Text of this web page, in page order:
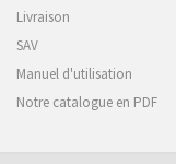
Livraison
SAV
Manuel d'utilisation
Notre catalogue en PDF